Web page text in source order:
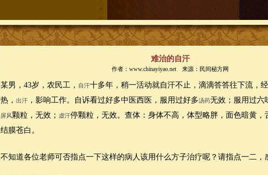
难治的自汗
作者：www.chinayiyao.net 来源：民间秘方网
某男，43岁，农民工， 自汗十多年，稍一活动就自汗不止，滴滴答答往下流，
热， 出汗，影响工作。自诉看过好多中医西医，服用过好多汤药无效；服用过六
屏风颗粒，无效； 虚汗停颗粒，无效。查体：身体不高，体型略胖，面色暗黄，
结膜苍白。
不知道各位老师可否指点一下这样的病人该用什么方子治疗呢？请指点一二，